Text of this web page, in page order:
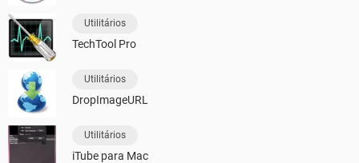
Utilitários
TechTool Pro
Utilitários
DropImageURL
Utilitários
iTube para Mac